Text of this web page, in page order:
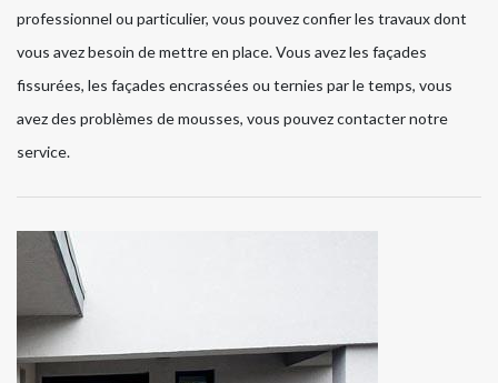
professionnel ou particulier, vous pouvez confier les travaux dont
vous avez besoin de mettre en place. Vous avez les façades
fissurées, les façades encrassées ou ternies par le temps, vous
avez des problèmes de mousses, vous pouvez contacter notre
service.